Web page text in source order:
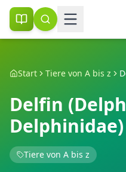
Start Tiere von A bis z
Delfin
Delphinidae)
Tiere von A bis z